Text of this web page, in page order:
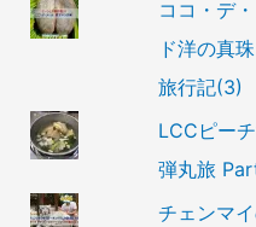
ココ・デ
ド洋の真
旅行記(3)
LCCピー
弾丸旅
チェンマ